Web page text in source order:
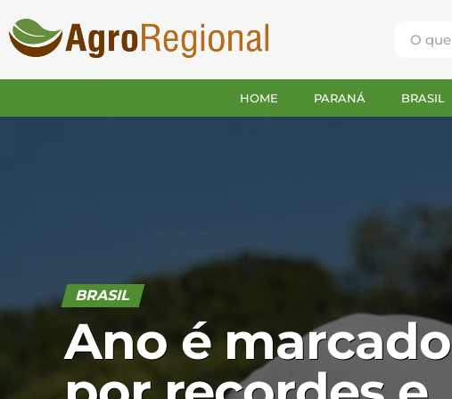
HOME PARANÁ BRASIL
BRASIL
Ano é marcado